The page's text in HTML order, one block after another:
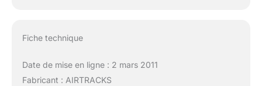
Fiche technique
Date de mise en ligne : 2 mars 2011
Fabricant : AIRTRACKS